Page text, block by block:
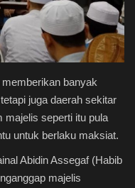
banyak
juga daerah sekitar
majelis seperti itu pula
untuk berlaku maksiat.
Abidin Assegaf (Habib
majelis